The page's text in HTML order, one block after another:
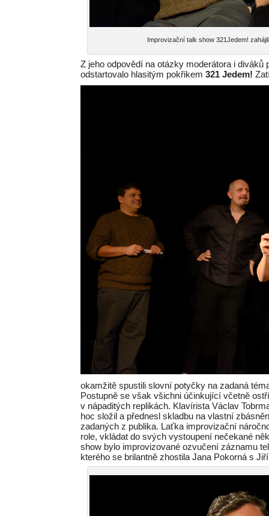
Improvizační talk show 321Jedem!
Z jeho odpovědí na otázky moderátora i
odstartovalo hlasitým pokřikem321 Jedem!
okamžitě spustili slovní potyčky na zadaná
Postupně se však všichni účinkující včetně
v nápaditých replikách. Klavírista Václav
hoc složil a přednesl skladbu na vlastní
zadaných z publika. Laťka improvizační
role, vkládat do svých vystoupení nečekané
show bylo improvizované ozvučení záznamu
kterého se brilantně zhostila Jana Pokorná s